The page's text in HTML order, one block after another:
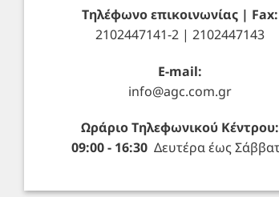
Τηλέφωνο επικοινωνίας | Fax:
2102447141-2 | 2102447143
E-mail:
info@agc.com.gr
Ωράριο Τηλεφωνικού Κέντρου:
09:00 - 16:30Δευτέρα έως